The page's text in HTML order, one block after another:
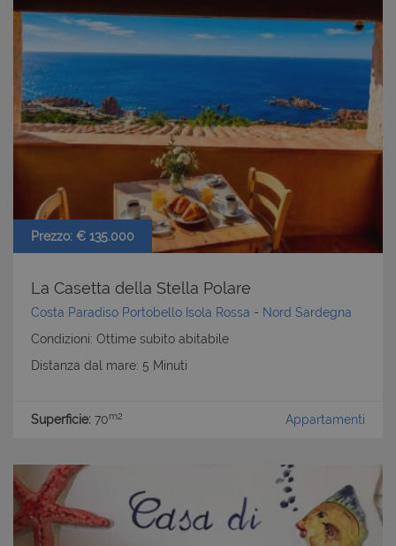
Prezzo: € 135.000
La Casetta della Stella Polare
Costa Paradiso Portobello Isola Rossa - Nord Sardegna
Condizioni: Ottime subito abitabile
Distanza dal mare: 5 Minuti
Superficie: 70m2 Appartamenti